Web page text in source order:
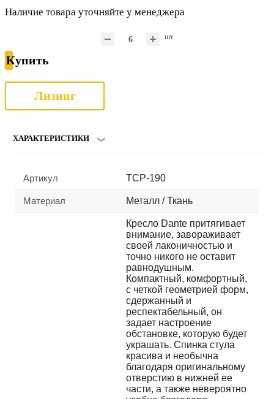
Наличие товара уточняйте у менеджера
шт
Купить
Лизинг
ХАРАКТЕРИСТИКИ
Артикул TCP-190
Материал Металл / Ткань
Кресло Dante притягивает
внимание, завораживает
своей лаконичностью и
точно никого не оставит
равнодушным.
Компактный, комфортный,
с четкой геометрией форм,
сдержанный и
респектабельный, он
задает настроение
обстановке, которую будет
украшать. Спинка стула
красива и необычна
благодаря оригинальному
отверстию в нижней ее
части, а также невероятно